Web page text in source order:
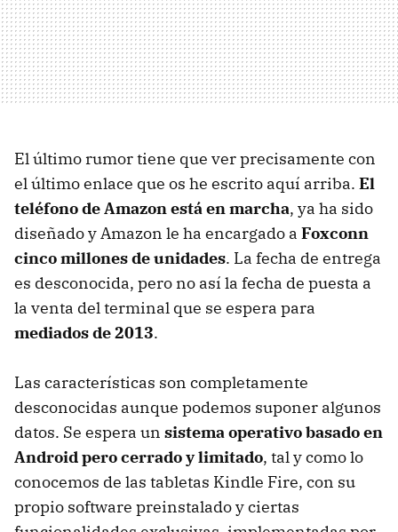
El último rumor tiene que ver precisamente con
el último enlace que os he escrito aquí arriba. El
teléfono de Amazon está en marcha, ya ha sido
diseñado y Amazon le ha encargado a Foxconn
cinco millones de unidades. La fecha de entrega
es desconocida, pero no así la fecha de puesta a
la venta del terminal que se espera para
mediados de 2013.
Las características son completamente
desconocidas aunque podemos suponer algunos
datos. Se espera un sistema operativo basado en
Android pero cerrado y limitado, tal y como lo
conocemos de las tabletas Kindle Fire, con su
propio software preinstalado y ciertas